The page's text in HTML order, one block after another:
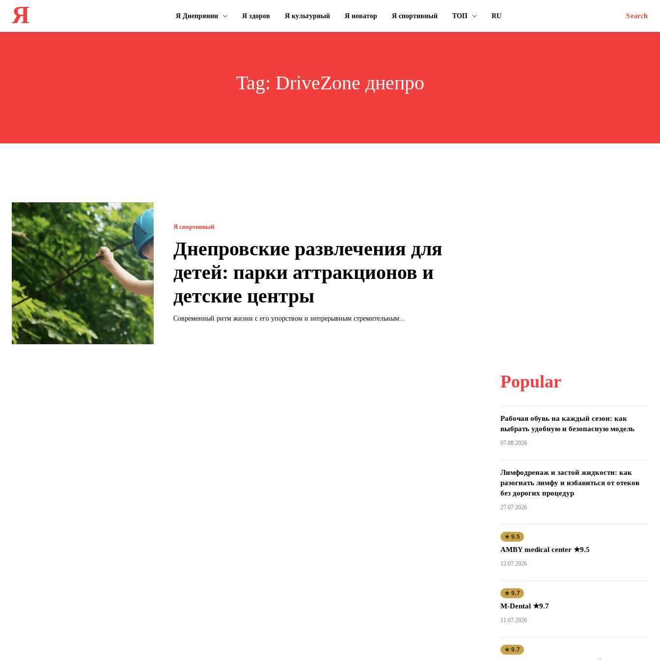
Я Я Днепрянин Я здоров Я культурный Я новатор Я спортивный ТОП RU Search
Tag: DriveZone днепро
Я спортивный
Днепровские развлечения для
детей: парки аттракционов и
детские центры
Современный ритм жизни с его упорством и непрерывным стремительным...
Popular
Рабочая обувь на каждый сезон: как
выбрать удобную и безопасную модель
07.08.2026
Лимфодренаж и застой жидкости: как
разогнать лимфу и избавиться от отеков
без дорогих процедур
27.07.2026
★ 9.5
AMBY medical center ★9.5
12.07.2026
★ 9.7
M-Dental ★9.7
11.07.2026
★ 9.7